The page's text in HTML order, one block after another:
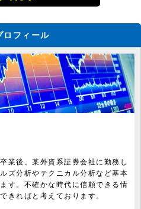
ロフィール
業後、某外資系証券会社に勤務し
ズ分析やテクニカル分析など基本
す。不確かな時代に信頼できる情
きればと考えております。